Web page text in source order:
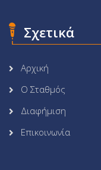
Σχετικά
Αρχική
Ο Σταθμός
Διαφήμιση
Επικοινωνία